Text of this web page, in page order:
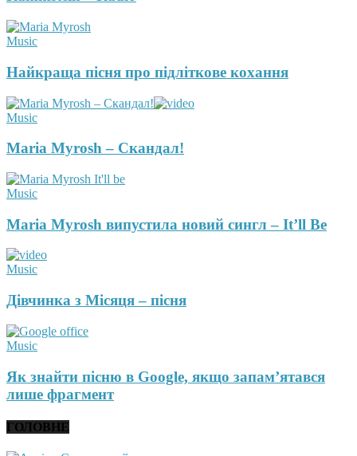
Music
Найкраща пісня про підліткове кохання
Music
Maria Myrosh – Скандал!
Music
Maria Myrosh випустила новий сингл – It’ll Be
Music
Дівчинка з Місяця – пісня
Music
Як знайти пісню в Google, якщо запам’ятався
лише фрагмент
ГОЛОВНЕ